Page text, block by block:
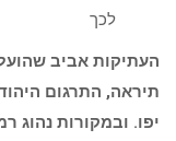
לכך
העתיקות אביב
תיראה, התרגום
יפו. ובמקורות